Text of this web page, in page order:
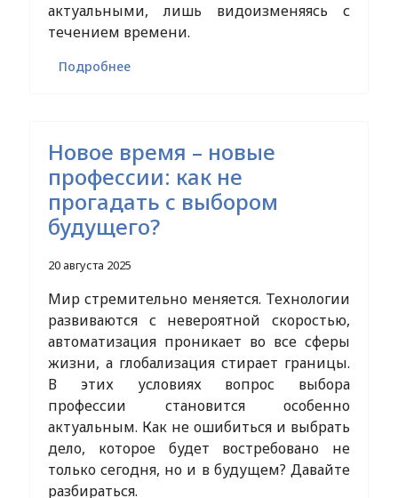
актуальными, лишь видоизменяясь с
течением времени.
Подробнее
Новое время – новые
профессии: как не
прогадать с выбором
будущего?
20 августа 2025
Мир стремительно меняется. Технологии
развиваются с невероятной скоростью,
автоматизация проникает во все сферы
жизни, а глобализация стирает границы.
В этих условиях вопрос выбора
профессии становится особенно
актуальным. Как не ошибиться и выбрать
дело, которое будет востребовано не
только сегодня, но и в будущем? Давайте
разбираться.